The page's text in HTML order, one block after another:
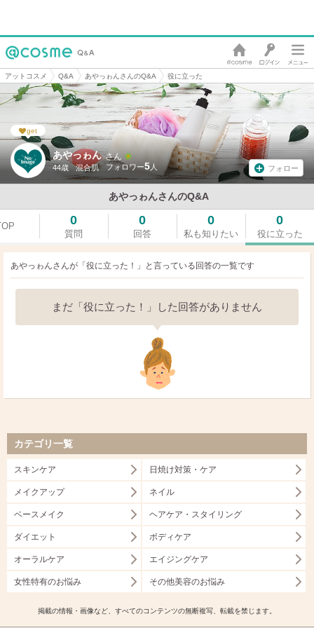
アットコスメ Q&A あやっゎんさんのQ&A 役に立った
あやっゎん さん
44歳 混合肌 5 フォロー
あやっゎんさんのQ&A
get
0
質問
0
回答
0
私も知りたい
0
役に立った
あやっゎんさんが「役に立った！」と言っている 回答の一覧です
まだ「役に立った！」した回答がありません
カテゴリ一覧
スキンケア 日焼け対策・ケア
メイクアップ ネイル
ベースメイク ヘアケア・スタイリング
ダイエット ボディケア
オーラルケア エイジングケア
女性特有のお悩み その他美容のお悩み
掲載の情報・画像など、すべてのコンテンツの無断複写、転載を禁じます。